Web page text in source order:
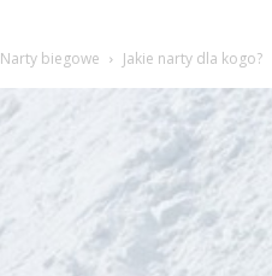
Narty biegowe Jakie narty dla kogo?